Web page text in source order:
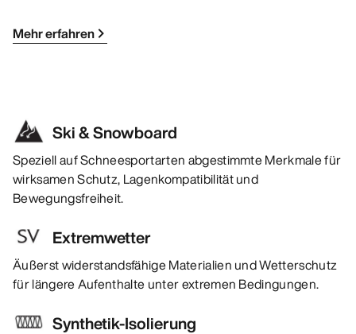
Mehr erfahren
Ski & Snowboard
Speziell auf Schneesportarten abgestimmte Merkmale für
wirksamen Schutz, Lagenkompatibilität und
Bewegungsfreiheit.
Extremwetter
Äußerst widerstandsfähige Materialien und Wetterschutz
für längere Aufenthalte unter extremen Bedingungen.
Synthetik-Isolierung